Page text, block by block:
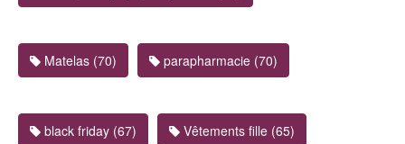
Matelas (70) parapharmacie (70)
black friday (67) Vêtements fille (65)